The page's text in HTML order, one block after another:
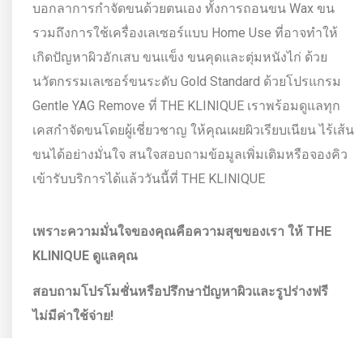
บอกลาการกำจัดขนด้วยตนเอง ทั้งการถอนขน Wax ขน
รวมถึงการใช้เครื่องเลเซอร์แบบ Home Use ที่อาจทำให้
เกิดปัญหาผิวอักเสบ ขนแข็ง ขนคุดและตุ่มหนังไก่ ด้วย
นวัตกรรมเลเซอร์ขนระดับ Gold Standard ด้วยโปรแกรม
Gentle YAG Remove ที่ THE KLINIQUE เราพร้อมดูแลทุก
เคสกำจัดขนโดยผู้เชี่ยวชาญ ให้คุณเผยผิวเรียบเนียน ไร้เส้น
ขนได้อย่างมั่นใจ สนใจสอบถามข้อมูลเพิ่มเติมหรือจองคิว
เข้ารับบริการได้แล้ววันนี้ที่ THE KLINIQUE
เพราะความมั่นใจของคุณคือความสุขของเรา ให้ THE
KLINIQUE ดูแลคุณ
สอบถามโปรโมชั่นหรือปรึกษาปัญหาผิวและรูปร่างฟรี
ไม่มีค่าใช้จ่าย!